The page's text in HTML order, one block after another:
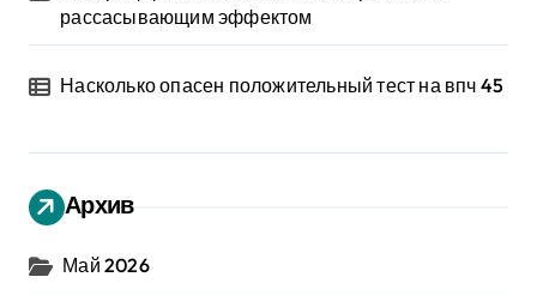
рассасывающим эффектом
Насколько опасен положительный тест на впч 45
Архив
Май 2026